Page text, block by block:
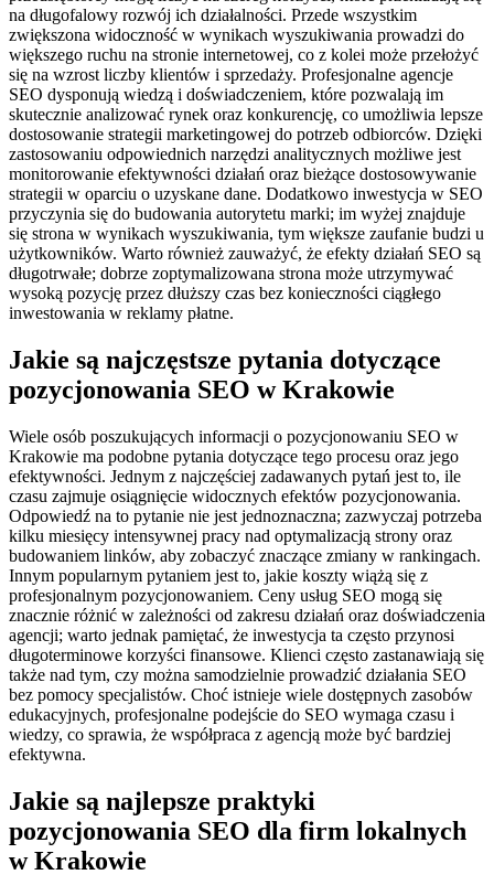
na długofalowy rozwój ich działalności. Przede wszystkim
zwiększona widoczność w wynikach wyszukiwania prowadzi do
większego ruchu na stronie internetowej, co z kolei może przełożyć
się na wzrost liczby klientów i sprzedaży. Profesjonalne agencje
SEO dysponują wiedzą i doświadczeniem, które pozwalają im
skutecznie analizować rynek oraz konkurencję, co umożliwia lepsze
dostosowanie strategii marketingowej do potrzeb odbiorców. Dzięki
zastosowaniu odpowiednich narzędzi analitycznych możliwe jest
monitorowanie efektywności działań oraz bieżące dostosowywanie
strategii w oparciu o uzyskane dane. Dodatkowo inwestycja w SEO
przyczynia się do budowania autorytetu marki; im wyżej znajduje
się strona w wynikach wyszukiwania, tym większe zaufanie budzi u
użytkowników. Warto również zauważyć, że efekty działań SEO są
długotrwałe; dobrze zoptymalizowana strona może utrzymywać
wysoką pozycję przez dłuższy czas bez konieczności ciągłego
inwestowania w reklamy płatne.
Jakie są najczęstsze pytania dotyczące
pozycjonowania SEO w Krakowie
Wiele osób poszukujących informacji o pozycjonowaniu SEO w
Krakowie ma podobne pytania dotyczące tego procesu oraz jego
efektywności. Jednym z najczęściej zadawanych pytań jest to, ile
czasu zajmuje osiągnięcie widocznych efektów pozycjonowania.
Odpowiedź na to pytanie nie jest jednoznaczna; zazwyczaj potrzeba
kilku miesięcy intensywnej pracy nad optymalizacją strony oraz
budowaniem linków, aby zobaczyć znaczące zmiany w rankingach.
Innym popularnym pytaniem jest to, jakie koszty wiążą się z
profesjonalnym pozycjonowaniem. Ceny usług SEO mogą się
znacznie różnić w zależności od zakresu działań oraz doświadczenia
agencji; warto jednak pamiętać, że inwestycja ta często przynosi
długoterminowe korzyści finansowe. Klienci często zastanawiają się
także nad tym, czy można samodzielnie prowadzić działania SEO
bez pomocy specjalistów. Choć istnieje wiele dostępnych zasobów
edukacyjnych, profesjonalne podejście do SEO wymaga czasu i
wiedzy, co sprawia, że współpraca z agencją może być bardziej
efektywna.
Jakie są najlepsze praktyki
pozycjonowania SEO dla firm lokalnych
w Krakowie